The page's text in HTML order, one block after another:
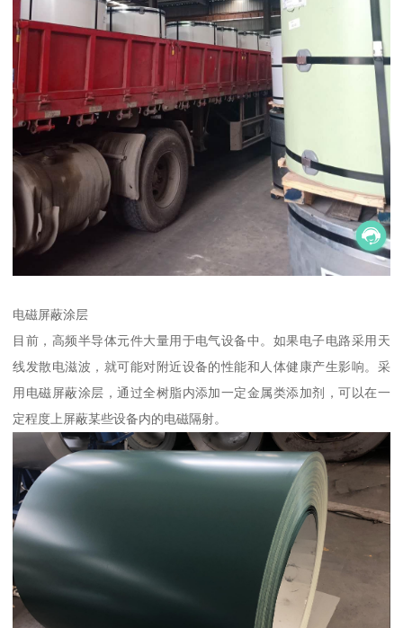
电磁屏蔽涂层
目前，高频半导体元件大量用于电气设备中。如果电子电路采用天
线发散电滋波，就可能对附近设备的性能和人体健康产生影响。采
用电磁屏蔽涂层，通过全树脂内添加一定金属类添加剂，可以在一
定程度上屏蔽某些设备内的电磁隔射。